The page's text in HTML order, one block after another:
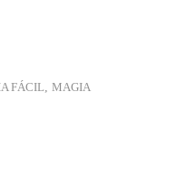
FÁCIL, MAGIA